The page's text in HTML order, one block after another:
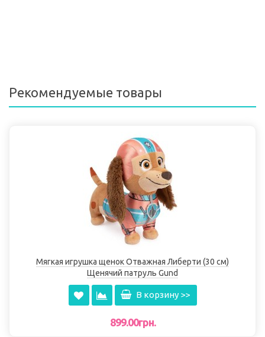
Рекомендуемые товары
Мягкая игрушка щенок Отважная Либерти (30 см)
Щенячий патруль Gund
В корзину >>
899.00грн.